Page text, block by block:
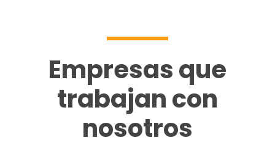
Empresas que
trabajan con
nosotros